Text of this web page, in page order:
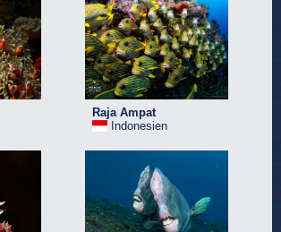
Raja Ampat
Indonesien